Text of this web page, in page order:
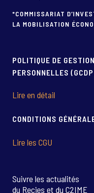
*COMMISSARIAT
LA MOBILISATION
POLITIQUE DE
PERSONNELLES
Lire en détail
CONDITIONS
Lire les CGU
Suivre les actualités
du Recies et du C2IME